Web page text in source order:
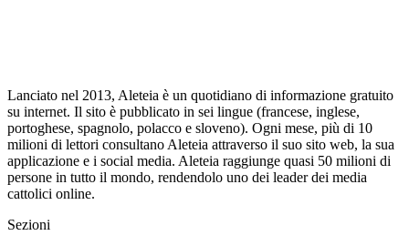
Lanciato nel 2013, Aleteia è un quotidiano di informazione gratuito
su internet. Il sito è pubblicato in sei lingue (francese, inglese,
portoghese, spagnolo, polacco e sloveno). Ogni mese, più di 10
milioni di lettori consultano Aleteia attraverso il suo sito web, la sua
applicazione e i social media. Aleteia raggiunge quasi 50 milioni di
persone in tutto il mondo, rendendolo uno dei leader dei media
cattolici online.
Sezioni